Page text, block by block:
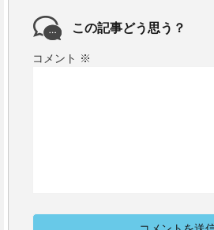
この記事どう思う？
コメント ※